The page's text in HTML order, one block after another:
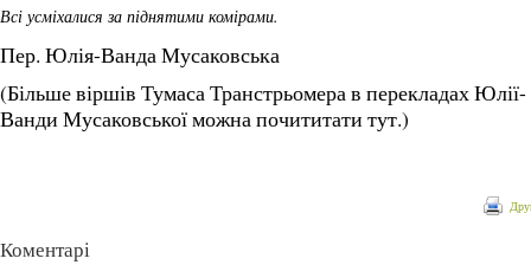
Всі усміхалися за піднятими комірами.
Пер. Юлія-Ванда Мусаковська
(Більше віршів Тумаса Транстрьомера в перекладах Юлії-
Ванди Мусаковської можна почититати тут.)
Коментарі